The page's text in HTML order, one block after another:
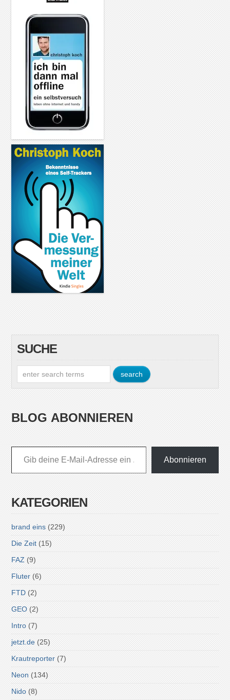
SUCHE
BLOG ABONNIEREN
Gib deine E-Mail-Adresse ein ...
Abonnieren
KATEGORIEN
brand eins (229)
Die Zeit (15)
FAZ (9)
Fluter (6)
FTD (2)
GEO (2)
Intro (7)
jetzt.de (25)
Krautreporter (7)
Neon (134)
Nido (8)